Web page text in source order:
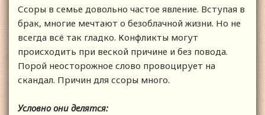
Ссоры в семье довольно частое явление. Вступая в
брак, многие мечтают о безоблачной жизни. Но не
всегда всё так гладко. Конфликты могут
происходить при веской причине и без повода.
Порой неосторожное слово провоцирует на
скандал. Причин для ссоры много.
Условно они делятся: